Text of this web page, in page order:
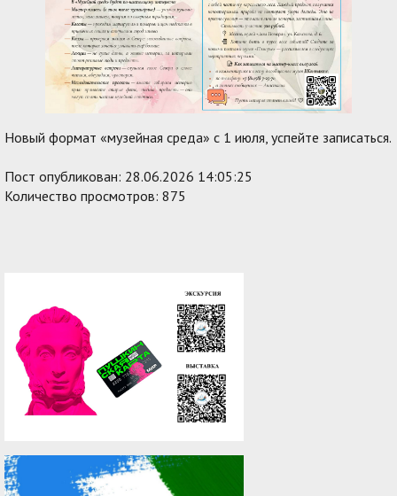
Новый формат «музейная среда» с 1 июля, успейте записаться.
Пост опубликован: 28.06.2026 14:05:25
Количество просмотров: 875